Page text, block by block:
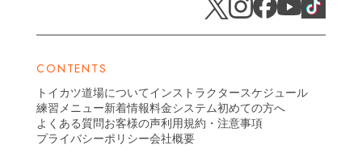
CONTENTS
トイカツ道場についてインストラクタースケジュール
練習メニュー新着情報料金システム初めての方へ
よくある質問お客様の声利用規約・注意事項
プライバシーポリシー会社概要